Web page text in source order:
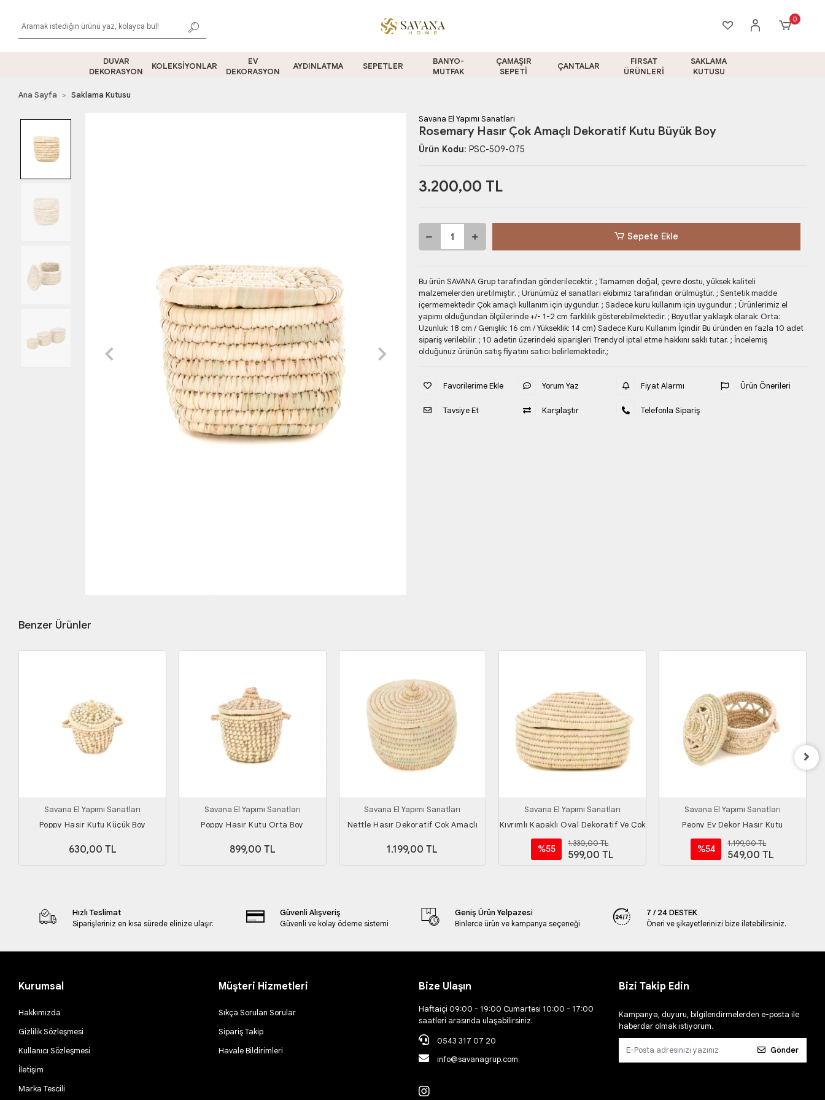
0
DUVAR
DEKORASYON
KOLEKSİYONLAR
EV
DEKORASYON
AYDINLATMA SEPETLER
BANYO-
MUTFAK
ÇAMAŞIR
SEPETİ
ÇANTALAR
FIRSAT
ÜRÜNLERİ
SAKLAMA
KUTUSU
Ana Sayfa Saklama Kutusu
Savana El Yapımı Sanatları
Rosemary Hasır Çok Amaçlı Dekoratif Kutu Büyük Boy
Ürün Kodu: PSC-509-075
3.200,00 TL
Sepete Ekle
Bu ürün SAVANA Grup tarafından gönderilecektir. ; Tamamen doğal, çevre dostu, yüksek kaliteli
malzemelerden üretilmiştir. ; Ürünümüz el sanatları ekibimiz tarafından örülmüştür. ; Sentetik madde
içermemektedir Çok amaçlı kullanım için uygundur. ; Sadece kuru kullanım için uygundur. ; Ürünlerimiz el
yapımı olduğundan ölçülerinde +/- 1-2 cm farklılık gösterebilmektedir. ; Boyutlar yaklaşık olarak: Orta:
Uzunluk: 18 cm / Genişlik: 16 cm / Yükseklik: 14 cm) Sadece Kuru Kullanım İçindir Bu üründen en fazla 10 adet
sipariş verilebilir. ; 10 adetin üzerindeki siparişleri Trendyol iptal etme hakkını saklı tutar. ; İncelemiş
olduğunuz ürünün satış fiyatını satıcı belirlemektedir.;
Favorilerime Ekle
Tavsiye Et
Yorum Yaz
Karşılaştır
Fiyat Alarmı
Telefonla Sipariş
Ürün Önerileri
Benzer Ürünler
Savana El Yapımı Sanatları
Poppy Hasır Kutu Küçük Boy
630,00 TL
Savana El Yapımı Sanatları
Poppy Hasır Kutu Orta Boy
899,00 TL
Savana El Yapımı Sanatları
Nettle Hasır Dekoratif Çok Amaçlı
1.199,00 TL
Savana El Yapımı Sanatları
Kıvrımlı Kapaklı Oval Dekoratif Ve Çok
Amaçlı Kutu
%55
1.330,00 TL
599,00 TL
Savana El Yapımı Sanatları
Peony Ev Dekor Hasır Kutu
%54
1.199,00 TL
549,00 TL
Hızlı Teslimat
Siparişleriniz en kısa sürede elinize ulaşır.
Güvenli Alışveriş
Güvenli ve kolay ödeme sistemi
Geniş Ürün Yelpazesi
Binlerce ürün ve kampanya seçeneği
7 / 24 DESTEK
Öneri ve şikayetlerinizi bize iletebilirsiniz.
Kurumsal
Hakkımızda
Gizlilik Sözleşmesi
Kullanıcı Sözleşmesi
İletişim
Marka Tescili
Müşteri Hizmetleri
Sıkça Sorulan Sorular
Sipariş Takip
Havale Bildirimleri
Bize Ulaşın
Haftaiçi 09:00 - 19:00 Cumartesi 10:00 - 17:00
saatleri arasında ulaşabilirsiniz.
0543 317 07 20
info@savanagrup.com
Bizi Takip Edin
Kampanya, duyuru, bilgilendirmelerden e-posta ile
haberdar olmak istiyorum.
Gönder